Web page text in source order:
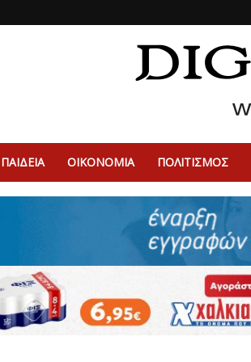
ΠΑΙΔΕΙΑ ΟΙΚΟΝΟΜΙΑ ΠΟΛΙΤΙΣΜΌΣ